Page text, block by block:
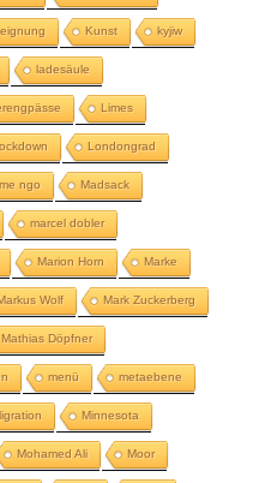
Kunst kyjiw
ladesäule
Limes
Londongrad
ngo Madsack
marcel dobler
Marion Horn Marke
Wolf Mark Zuckerberg
Mathias Döpfner
menü metaebene
Minnesota
Mohamed Ali Moor